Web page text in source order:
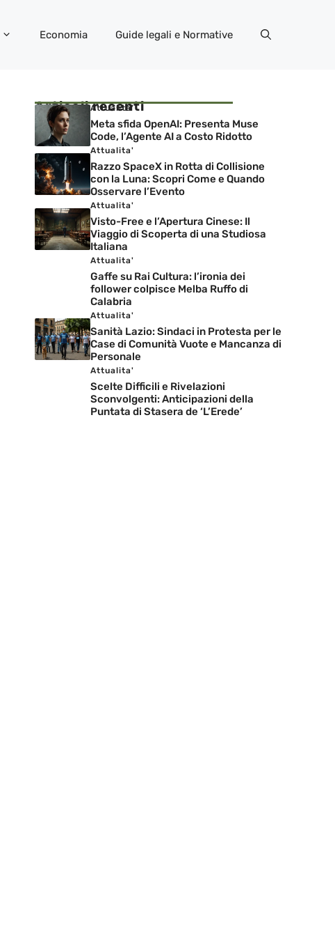
Economia Guide legali e Normative
Articoli recenti
Attualita'
Meta sfida OpenAI: Presenta Muse
Code, l’Agente AI a Costo Ridotto
Attualita'
Razzo SpaceX in Rotta di Collisione
con la Luna: Scopri Come e Quando
Osservare l’Evento
Attualita'
Visto-Free e l’Apertura Cinese: Il
Viaggio di Scoperta di una Studiosa
Italiana
Attualita'
Gaffe su Rai Cultura: l’ironia dei
follower colpisce Melba Ruffo di
Calabria
Attualita'
Sanità Lazio: Sindaci in Protesta per le
Case di Comunità Vuote e Mancanza di
Personale
Attualita'
Scelte Difficili e Rivelazioni
Sconvolgenti: Anticipazioni della
Puntata di Stasera de ‘L’Erede’